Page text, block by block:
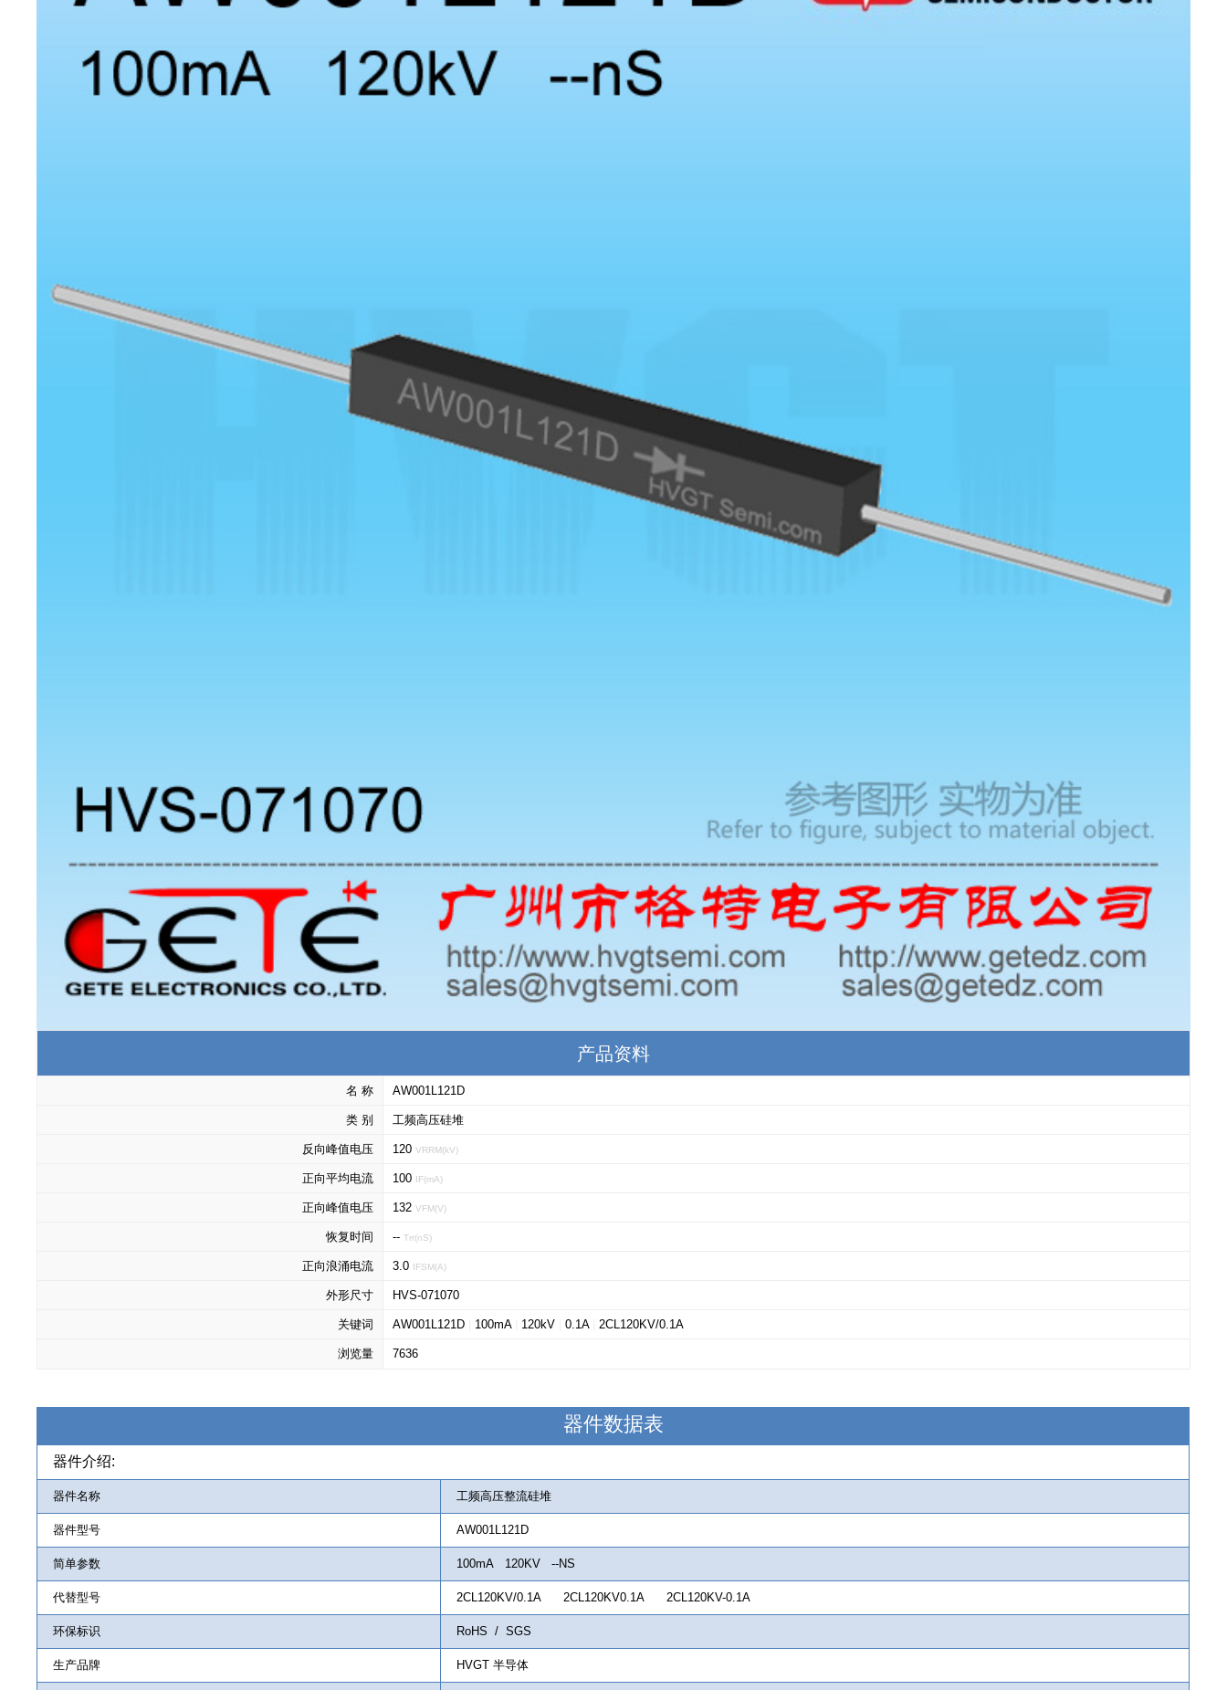
产品资料
名 称 AW001L121D
类 别 工频高压硅堆
反向峰值电压 120 VRRM(kV)
正向平均电流 100 IF(mA)
正向峰值电压 132 VFM(V)
恢复时间 -- Trr(nS)
正向浪涌电流 3.0 IFSM(A)
外形尺寸 HVS-071070
关键词 AW001L121D| 100mA| 120kV| 0.1A| 2CL120KV/0.1A
浏览量 7636
器件数据表
器件介绍:
器件名称 工频高压整流硅堆
器件型号 AW001L121D
简单参数 100mA 120KV --NS
代替型号 2CL120KV/0.1A 2CL120KV0.1A 2CL120KV-0.1A
环保标识 RoHS / SGS
生产品牌 HVGT 半导体